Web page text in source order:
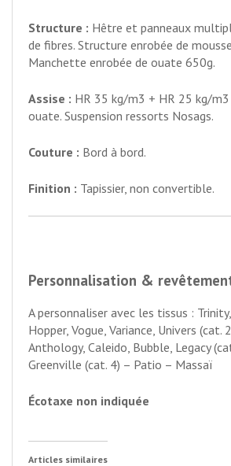
Structure : Hêtre et panneaux
de fibres. Structure enrobée de
Manchette enrobée de ouate 650g.
Assise : HR 35 kg/m3 + HR 25 kg/
ouate. Suspension ressorts Nosags.
Couture : Bord à bord.
Finition : Tapissier, non convertible.
Personnalisation &
A personnaliser avec les tissus :
Hopper, Vogue, Variance, Univers (cat.
Anthology, Caleido, Bubble, Legacy
Greenville (cat. 4) – Patio – Massaï
Écotaxe non indiquée
Articles similaires